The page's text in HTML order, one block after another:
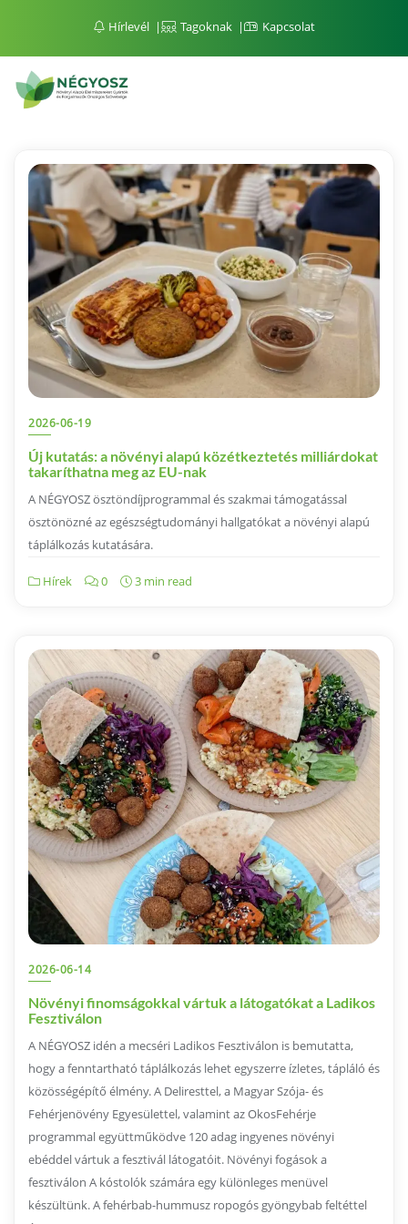
Hírlevél Tagoknak Kapcsolat
2026-06-19
Új kutatás: a növényi alapú közétkeztetés milliárdokat
takaríthatna meg az EU-nak
A NÉGYOSZ ösztöndíjprogrammal és szakmai támogatással
ösztönözné az egészségtudományi hallgatókat a növényi alapú
táplálkozás kutatására.
Hírek 0 3 min read
2026-06-14
Növényi finomságokkal vártuk a látogatókat a Ladikos
Fesztiválon
A NÉGYOSZ idén a mecséri Ladikos Fesztiválon is bemutatta,
hogy a fenntartható táplálkozás lehet egyszerre ízletes, tápláló és
közösségépítő élmény. A Deliresttel, a Magyar Szója- és
Fehérjenövény Egyesülettel, valamint az OkosFehérje
programmal együttműködve 120 adag ingyenes növényi
ebéddel vártuk a fesztivál látogatóit. Növényi fogások a
fesztiválon A kóstolók számára egy különleges menüvel
készültünk. A fehérbab-hummusz ropogós gyöngybab feltéttel